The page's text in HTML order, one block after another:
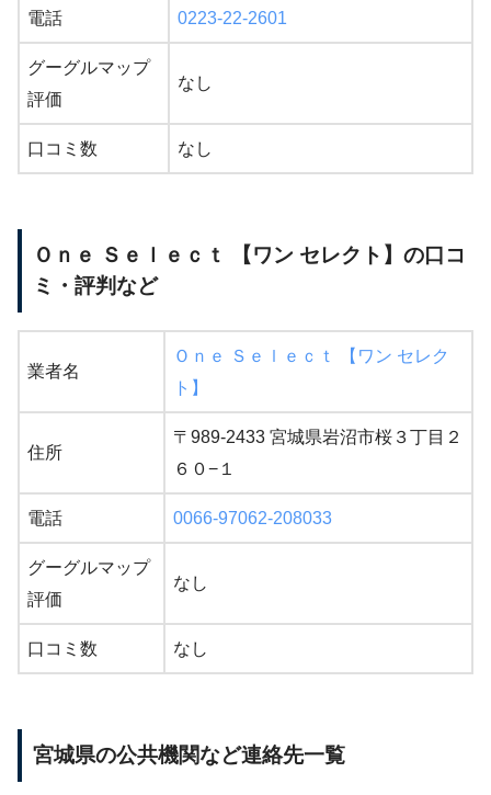
電話 0223-22-2601
グーグルマップ
評価
なし
口コミ数 なし
Ｏｎｅ Ｓｅｌｅｃｔ 【ワン セレクト】の口コ
ミ・評判など
業者名
Ｏｎｅ Ｓｅｌｅｃｔ 【ワン セレク
ト】
住所
〒989-2433 宮城県岩沼市桜３丁目２
６０−１
電話 0066-97062-208033
グーグルマップ
評価
なし
口コミ数 なし
宮城県の公共機関など連絡先一覧